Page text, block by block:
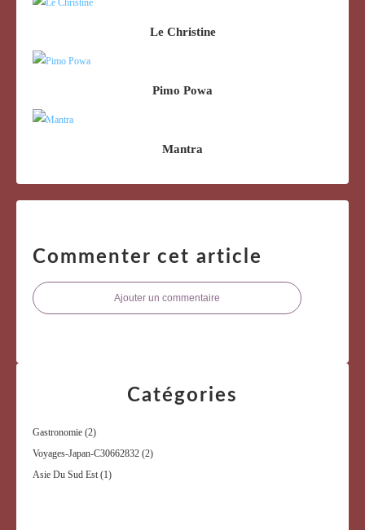
Le Christine
Pimo Powa
Mantra
Commenter cet article
Ajouter un commentaire
Catégories
Gastronomie (2)
Voyages-Japan-C30662832 (2)
Asie Du Sud Est (1)